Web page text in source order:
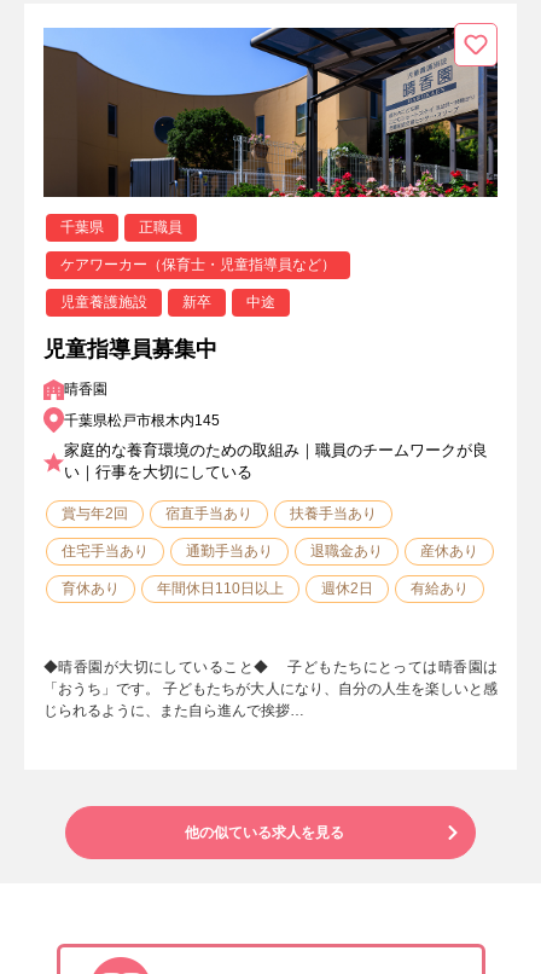
千葉県 正職員
ケアワーカー（保育士・児童指導員など）
児童養護施設 新卒 中途
児童指導員募集中
晴香園
千葉県松戸市根木内145
家庭的な養育環境のための取組み｜職員のチームワークが良
い｜行事を大切にしている
賞与年2回 宿直手当あり 扶養手当あり
住宅手当あり 通勤手当あり 退職金あり 産休あり
育休あり 年間休日110日以上 週休2日 有給あり
◆晴香園が大切にしていること◆ 子どもたちにとっては晴香園は
「おうち」です。 子どもたちが大人になり、自分の人生を楽しいと感
じられるように、また自ら進んで挨拶…
他の似ている求人を見る